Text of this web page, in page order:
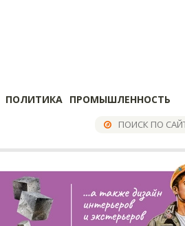
ПОЛИТИКА ПРОМЫШЛЕННОСТЬ